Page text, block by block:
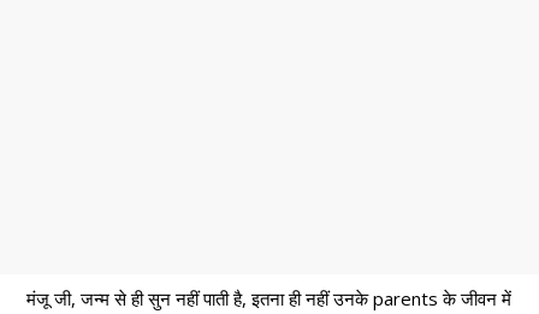
मंजू जी, जन्म से ही सुन नहीं पाती है, इतना ही नहीं उनके parents के जीवन में